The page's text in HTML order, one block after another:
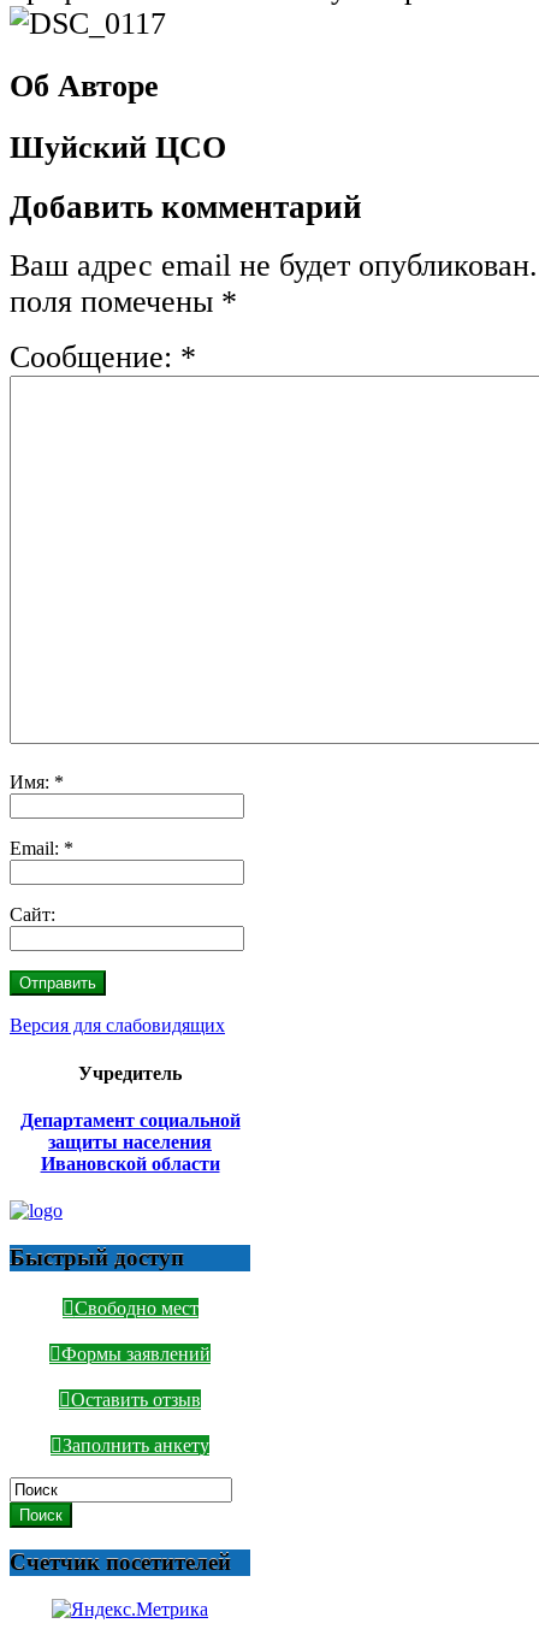
Об Авторе
Шуйский ЦСО
Добавить комментарий
Ваш адрес email не будет опубликован.
поля помечены *
Сообщение: *
Имя: *
Email: *
Сайт:
Версия для слабовидящих
Учредитель
Департамент социальной
защиты населения
Ивановской области
Быстрый доступ
Свободно мест
Формы заявлений
Оставить отзыв
Заполнить анкету
Поиск
Счетчик посетителей